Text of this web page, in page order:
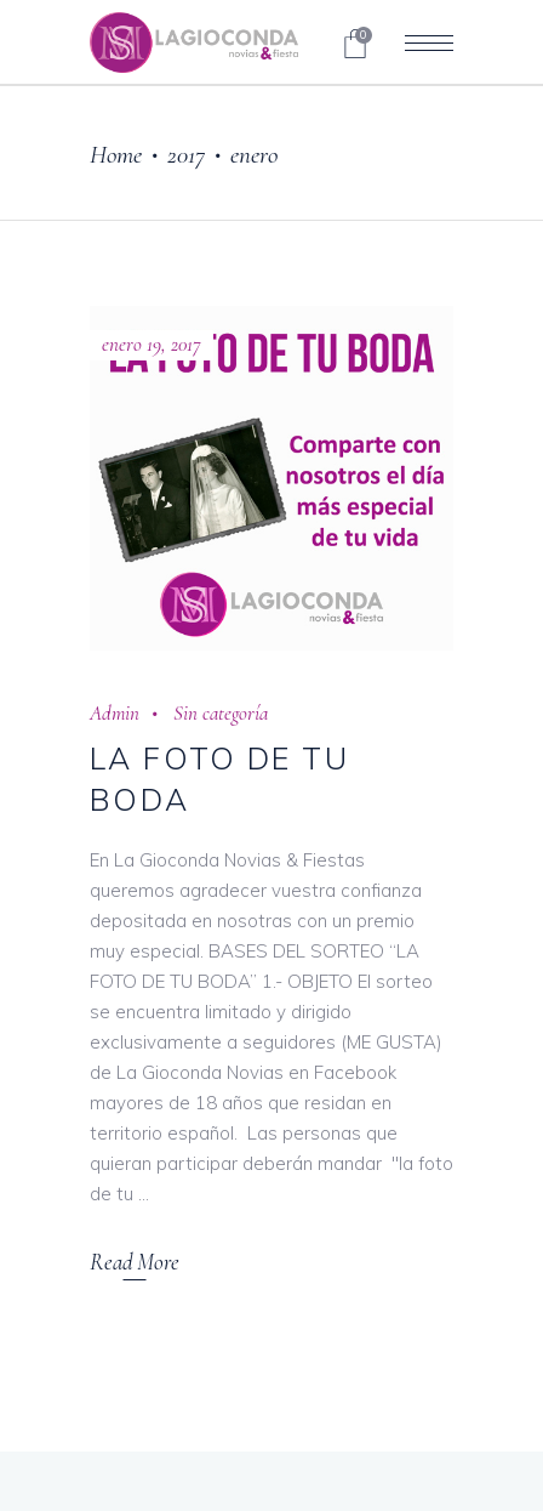
0
Home • 2017 • enero
enero 19, 2017
Admin Sin categoría
LA FOTO DE TU
BODA
En La Gioconda Novias & Fiestas
queremos agradecer vuestra confianza
depositada en nosotras con un premio
muy especial. BASES DEL SORTEO “LA
FOTO DE TU BODA” 1.- OBJETO El sorteo
se encuentra limitado y dirigido
exclusivamente a seguidores (ME GUSTA)
de La Gioconda Novias en Facebook
mayores de 18 años que residan en
territorio español. Las personas que
quieran participar deberán mandar "la foto
de tu
Read More